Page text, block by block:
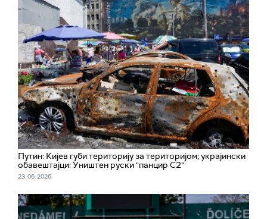
Путин: Кијев губи територију за територијом; украјински
обавештајци: Уништен руски "панцир С2"
23. 06. 2026.